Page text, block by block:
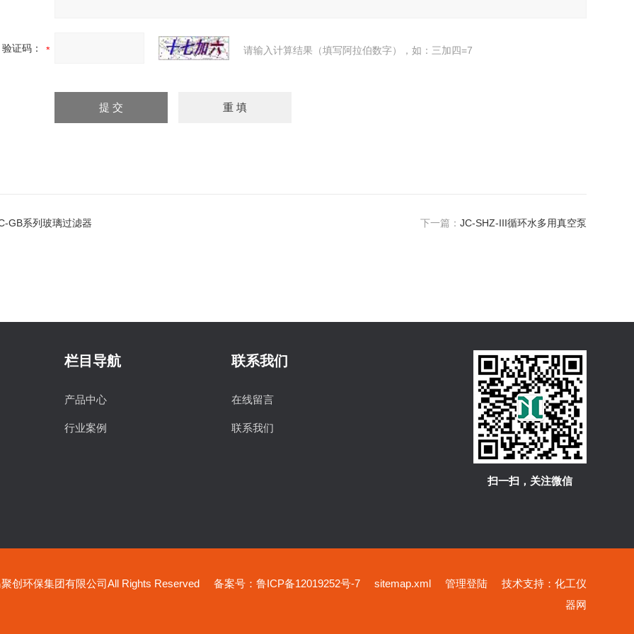
验证码： 请输入计算结果（填写阿拉伯数字），如：三加四=7
GB系列玻璃过滤器 下一篇： JC-SHZ-III循环水多用真空泵
栏目导航
产品中心
行业案例
联系我们
在线留言
联系我们
扫一扫，关注微信
创环保集团有限公司All Rights Reserved 备案号：鲁ICP备12019252号-7 sitemap.xml 管理登陆技术支持： 化工仪
器网